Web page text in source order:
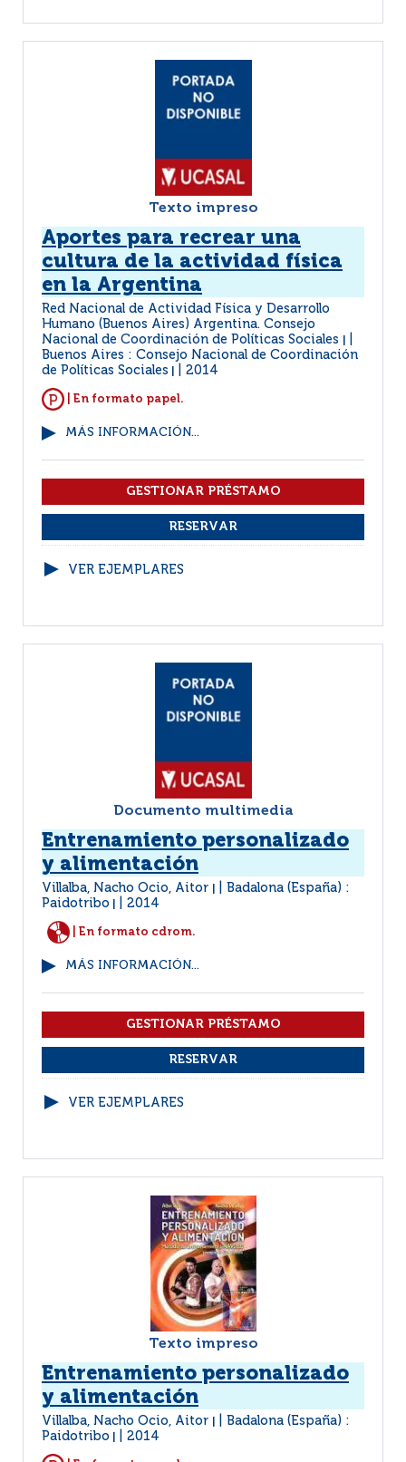
Texto impreso
Aportes para recrear una
cultura de la actividad física
en la Argentina
Red Nacional de Actividad Física y Desarrollo
Humano (Buenos Aires) Argentina. Consejo
Nacional de Coordinación de Políticas Sociales
Buenos Aires : Consejo Nacional de Coordinación
de Políticas Sociales
2014
| En formato papel.
MÁS INFORMACIÓN...
VER EJEMPLARES
Documento multimedia
Entrenamiento personalizado
y alimentación
Villalba, Nacho Ocio, Aitor
Badalona (España) :
Paidotribo
2014
| En formato cdrom.
MÁS INFORMACIÓN...
VER EJEMPLARES
Texto impreso
Entrenamiento personalizado
y alimentación
Villalba, Nacho Ocio, Aitor
Badalona (España) :
Paidotribo
2014